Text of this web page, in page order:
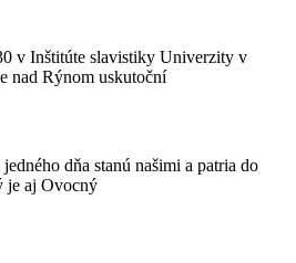
v Inštitúte slavistiky Univerzity v
nad Rýnom uskutoční
dňa stanú našimi a patria do
je aj Ovocný